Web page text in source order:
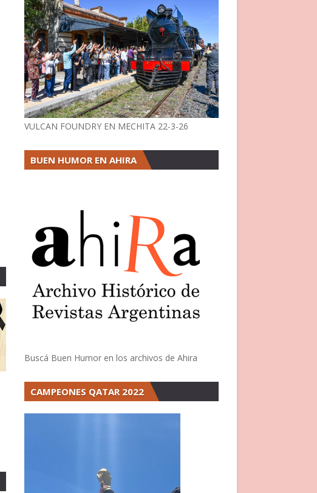
VULCAN FOUNDRY EN MECHITA 22-3-26
BUEN HUMOR EN AHIRA
Buscá Buen Humor en los archivos de Ahira
CAMPEONES QATAR 2022